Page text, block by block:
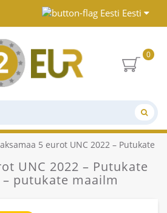
Eesti
0
5 eurot UNC 2022 – Putukate
UNC 2022 – Putukate
putukate maailm